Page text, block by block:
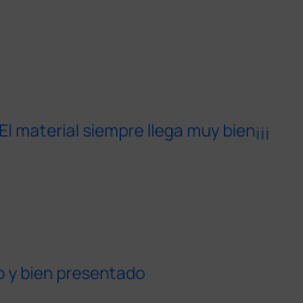
material siempre llega muy bien¡¡¡
y bien presentado